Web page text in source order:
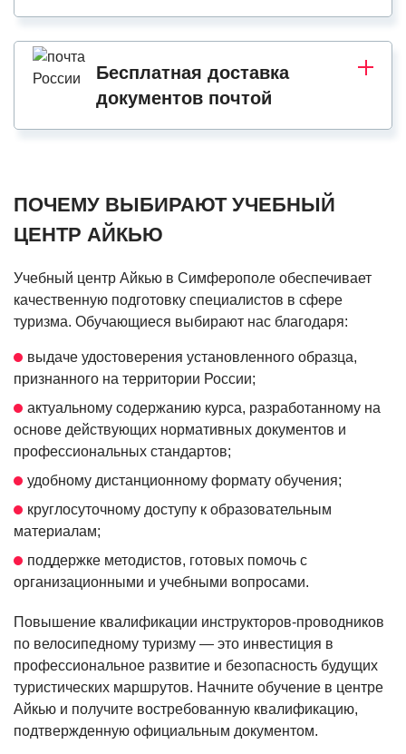
Бесплатная доставка
документов почтой
ПОЧЕМУ ВЫБИРАЮТ УЧЕБНЫЙ
ЦЕНТР АЙКЬЮ
Учебный центр Айкью в Симферополе обеспечивает
качественную подготовку специалистов в сфере
туризма. Обучающиеся выбирают нас благодаря:
выдаче удостоверения установленного образца,
признанного на территории России;
актуальному содержанию курса, разработанному на
основе действующих нормативных документов и
профессиональных стандартов;
удобному дистанционному формату обучения;
круглосуточному доступу к образовательным
материалам;
поддержке методистов, готовых помочь с
организационными и учебными вопросами.
Повышение квалификации инструкторов-проводников
по велосипедному туризму — это инвестиция в
профессиональное развитие и безопасность будущих
туристических маршрутов. Начните обучение в центре
Айкью и получите востребованную квалификацию,
подтвержденную официальным документом.